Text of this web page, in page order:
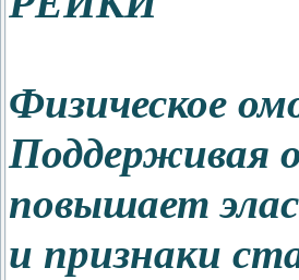
Физическое
Поддерживая
повышает
и признаки